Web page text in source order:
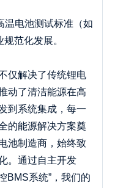
温电池测试标准（如
范化发展。
仅解决了传统锂电
动了清洁能源在高
到系统集成，每一
的能源解决方案奠
池制造商，始终致
。通过自主开发
BMS系统”，我们的